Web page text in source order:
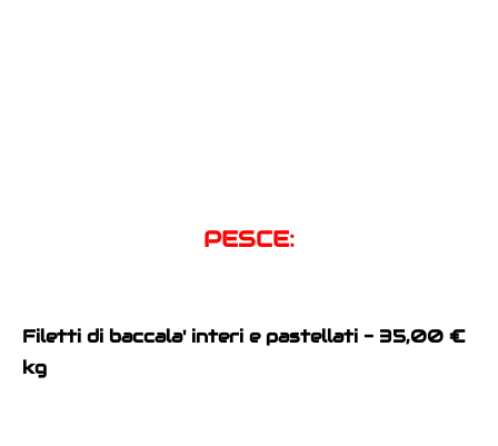
PESCE:
Filetti di baccala' interi e pastellati - 35,00 €
kg